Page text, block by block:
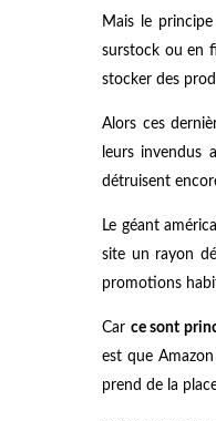
Mais le
surstock ou en
stocker des
Alors ces
leurs invendus
détruisent
Le géant
site un rayon
promotions
Car ce sont
est que
prend de la